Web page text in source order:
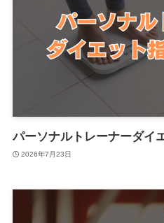
パーソナルトレーナーダイ
2026年7月23日